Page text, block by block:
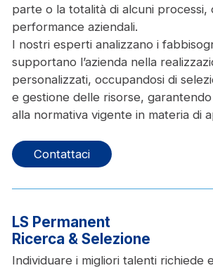
parte o la totalità di alcuni processi,
performance aziendali.
I nostri esperti analizzano i
supportano l’azienda nella
personalizzati, occupandosi di
e gestione delle risorse,
alla normativa vigente in materia di
Contattaci
LS Permanent
Ricerca & Selezione
Individuare i migliori talenti richiede